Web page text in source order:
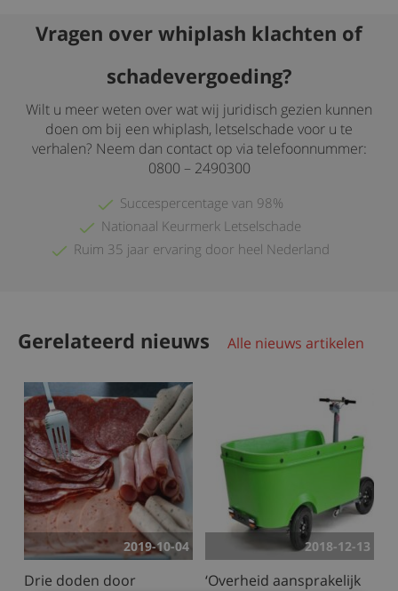
Vragen over whiplash klachten of
schadevergoeding?
Wilt u meer weten over wat wij juridisch gezien kunnen
doen om bij een whiplash, letselschade voor u te
verhalen? Neem dan contact op via telefoonnummer:
0800 – 2490300
Succespercentage van 98%
Nationaal Keurmerk Letselschade
Ruim 35 jaar ervaring door heel Nederland
Gerelateerd nieuws Alle nieuws artikelen
2019-10-04
Drie doden door
2018-12-13
‘Overheid aansprakelijk